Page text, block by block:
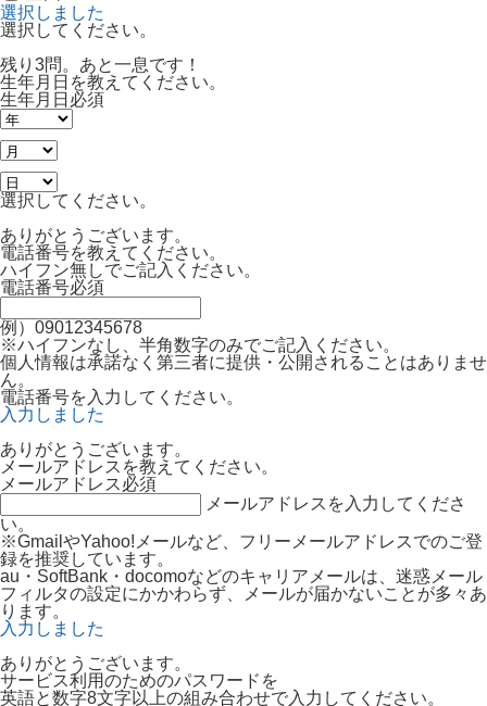
選択しました
選択してください。
残り3問。あと一息です！
生年月日を教えてください。
生年月日 必須
選択してください。
ありがとうございます。
電話番号を教えてください。
ハイフン無しでご記入ください。
電話番号必須
例）09012345678
※ハイフンなし、半角数字のみでご記入ください。
個人情報は承諾なく第三者に提供・公開されることはありませ
ん。
電話番号を入力してください。
入力しました
ありがとうございます。
メールアドレスを教えてください。
メールアドレス必須
メールアドレスを入力してくださ
い。
※GmailやYahoo!メールなど、フリーメールアドレスでのご登
録を推奨しています。
au・SoftBank・docomoなどのキャリアメールは、迷惑メール
フィルタの設定にかかわらず、メールが届かないことが多々あ
ります。
入力しました
ありがとうございます。
サービス利用のためのパスワードを
英語と数字8文字以上の組み合わせで入力してください。